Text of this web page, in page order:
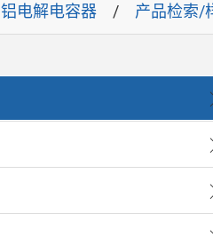
铝电解电容器 产品检索/